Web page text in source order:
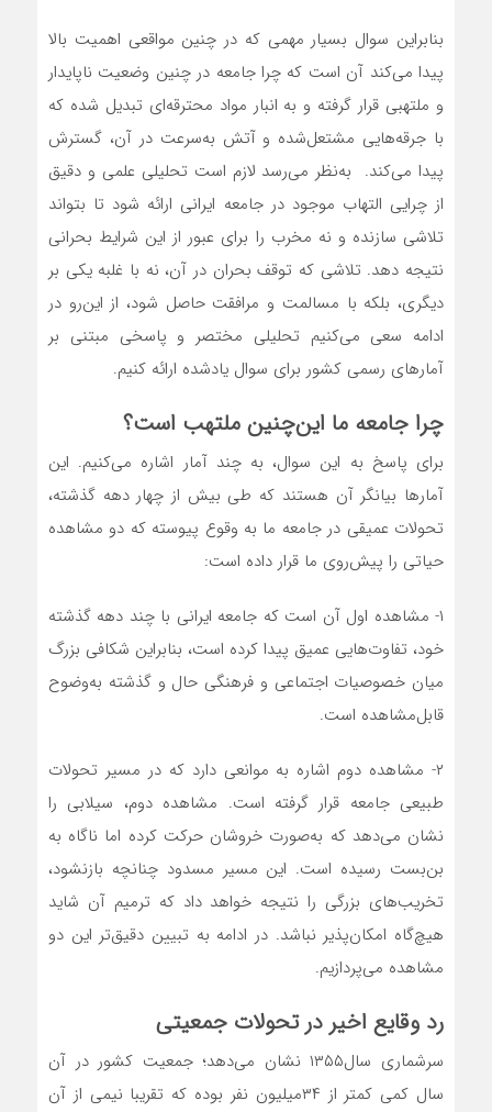
بنابراین سوال بسیار مهمی که در چنین مواقعی اهمیت بالا
پیدا می‌کند آن است که چرا جامعه در چنین وضعیت ناپایدار
و ملتهبی قرار گرفته و به انبار مواد محترقه‌‌‌‌‌‌ای تبدیل شده که
با جرقه‌‌‌‌‌‌هایی مشتعل‌شده و آتش به‌سرعت در آن، گسترش
پیدا می‌کند. به‌نظر می‌رسد لازم است تحلیلی علمی و دقیق
از چرایی التهاب موجود در جامعه ایرانی ارائه شود تا بتواند
تلاشی سازنده و نه مخرب را برای عبور از این شرایط بحرانی
نتیجه دهد. تلاشی که توقف بحران در آن، نه با غلبه یکی بر
دیگری، بلکه با مسالمت و مرافقت حاصل شود، از این‌رو در
ادامه سعی می‌کنیم تحلیلی مختصر و پاسخی مبتنی بر
آمارهای رسمی کشور برای سوال یادشده ارائه کنیم.
چرا جامعه ما این‌‌‌‌‌‌چنین ملتهب است؟
برای پاسخ به این سوال، به چند آمار اشاره می‌کنیم. این
آمارها بیانگر آن هستند که طی بیش از چهار دهه گذشته،
تحولات عمیقی در جامعه ما به وقوع پیوسته که دو مشاهده
حیاتی را پیش‌‌‌‌‌‌روی ما قرار داده است:
۱- مشاهده اول آن است که جامعه ایرانی با چند دهه گذشته
خود، تفاوت‌‌‌‌‌‌هایی عمیق پیدا کرده است، بنابراین شکافی بزرگ
میان خصوصیات اجتماعی و فرهنگی حال و گذشته به‌وضوح
قابل‌مشاهده است.
۲- مشاهده دوم اشاره به موانعی دارد که در مسیر تحولات
طبیعی جامعه قرار گرفته است. مشاهده دوم، سیلابی را
نشان می‌دهد که به‌صورت خروشان حرکت کرده اما ناگاه به
بن‌‌‌‌‌‌بست رسیده است. این مسیر مسدود چنانچه باز‌نشود،
تخریب‌‌‌‌‌‌های بزرگی را نتیجه خواهد داد که ترمیم آن شاید
هیچ‌گاه امکان‌پذیر نباشد. در ادامه به تبیین دقیق‌‌‌‌‌‌تر این دو
مشاهده می‌‌‌‌‌‌پردازیم.
رد وقایع اخیر در تحولات جمعیتی
سرشماری سال‌۱۳۵۵ نشان می‌دهد؛ جمعیت کشور در آن
سال ‌کمی کمتر از ۳۴‌میلیون نفر بوده که تقریبا نیمی از آن